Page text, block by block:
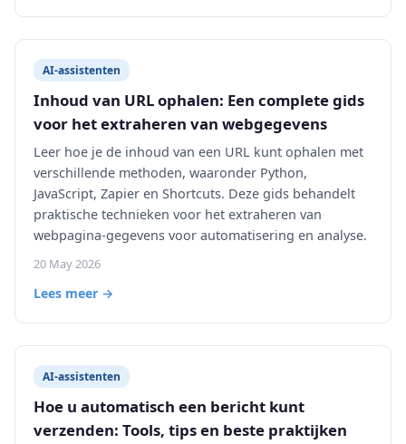
AI-assistenten
Inhoud van URL ophalen: Een complete gids
voor het extraheren van webgegevens
Leer hoe je de inhoud van een URL kunt ophalen met
verschillende methoden, waaronder Python,
JavaScript, Zapier en Shortcuts. Deze gids behandelt
praktische technieken voor het extraheren van
webpagina-gegevens voor automatisering en analyse.
20 May 2026
Lees meer →
AI-assistenten
Hoe u automatisch een bericht kunt
verzenden: Tools, tips en beste praktijken